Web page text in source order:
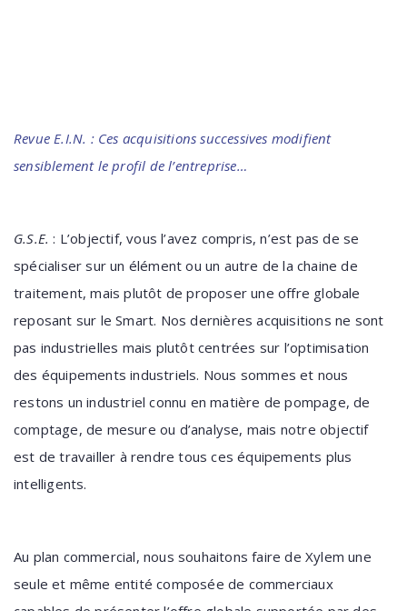
Revue E.I.N. : Ces acquisitions successives modifient
sensiblement le profil de l’entreprise…
G.S.E. : L’objectif, vous l’avez compris, n’est pas de se
spécialiser sur un élément ou un autre de la chaine de
traitement, mais plutôt de proposer une offre globale
reposant sur le Smart. Nos dernières acquisitions ne sont
pas industrielles mais plutôt centrées sur l’optimisation
des équipements industriels. Nous sommes et nous
restons un industriel connu en matière de pompage, de
comptage, de mesure ou d’analyse, mais notre objectif
est de travailler à rendre tous ces équipements plus
intelligents.
Au plan commercial, nous souhaitons faire de Xylem une
seule et même entité composée de commerciaux